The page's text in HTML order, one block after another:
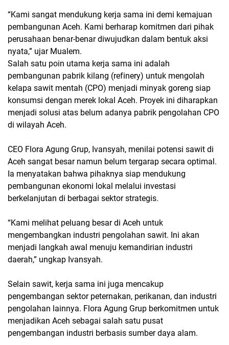
“Kami sangat mendukung kerja sama ini demi kemajuan
pembangunan Aceh. Kami berharap komitmen dari pihak
perusahaan benar-benar diwujudkan dalam bentuk aksi
nyata,” ujar Mualem.
Salah satu poin utama kerja sama ini adalah
pembangunan pabrik kilang (refinery) untuk mengolah
kelapa sawit mentah (CPO) menjadi minyak goreng siap
konsumsi dengan merek lokal Aceh. Proyek ini diharapkan
menjadi solusi atas belum adanya pabrik pengolahan CPO
di wilayah Aceh.
CEO Flora Agung Grup, Ivansyah, menilai potensi sawit di
Aceh sangat besar namun belum tergarap secara optimal.
Ia menyatakan bahwa pihaknya siap mendukung
pembangunan ekonomi lokal melalui investasi
berkelanjutan di berbagai sektor strategis.
“Kami melihat peluang besar di Aceh untuk
mengembangkan industri pengolahan sawit. Ini akan
menjadi langkah awal menuju kemandirian industri
daerah,” ungkap Ivansyah.
Selain sawit, kerja sama ini juga mencakup
pengembangan sektor peternakan, perikanan, dan industri
pengolahan lainnya. Flora Agung Grup berkomitmen untuk
menjadikan Aceh sebagai salah satu pusat
pengembangan industri berbasis sumber daya alam.